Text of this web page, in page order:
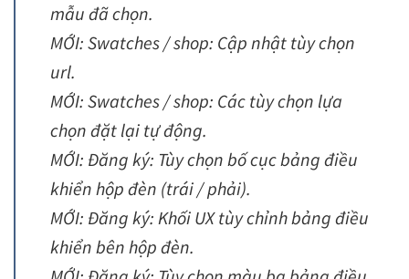
mẫu đã chọn.
MỚI: Swatches / shop: Cập nhật tùy chọn
url.
MỚI: Swatches / shop: Các tùy chọn lựa
chọn đặt lại tự động.
MỚI: Đăng ký: Tùy chọn bố cục bảng điều
khiển hộp đèn (trái / phải).
MỚI: Đăng ký: Khối UX tùy chỉnh bảng điều
khiển bên hộp đèn.